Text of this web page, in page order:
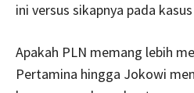
ini versus sikapnya pada
Apakah PLN memang lebih
Pertamina hingga Jokowi